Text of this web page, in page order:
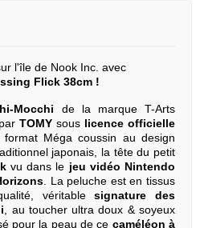
l'île de Nook Inc. avec
Flick 38cm !
Mocchi de la marque T-Arts
TOMY sous licence officielle
format Méga coussin au design
japonais, la tête du petit
vu dans le jeu vidéo Nintendo
. La peluche est en tissus
véritablesignature des
, au toucher ultra doux & soyeux
pour la peau de ce caméléon à